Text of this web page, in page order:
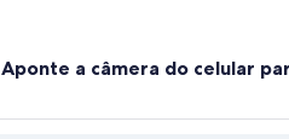
Aponte a câmera do celular